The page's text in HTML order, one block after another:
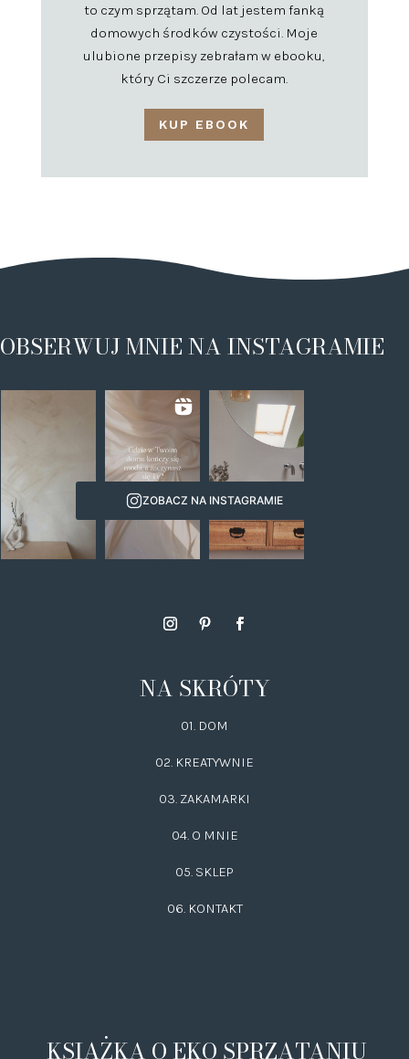
to czym sprzątam. Od lat jestem fanką
domowych środków czystości. Moje
ulubione przepisy zebrałam w ebooku,
który Ci szczerze polecam.
KUP EBOOK
OBSERWUJ MNIE NA INSTAGRAMIE
ZOBACZ NA INSTAGRAMIE
NA SKRÓTY
01. DOM
02. KREATYWNIE
03. ZAKAMARKI
04. O MNIE
05. SKLEP
06. KONTAKT
KSIĄŻKA O EKO SPRZĄTANIU